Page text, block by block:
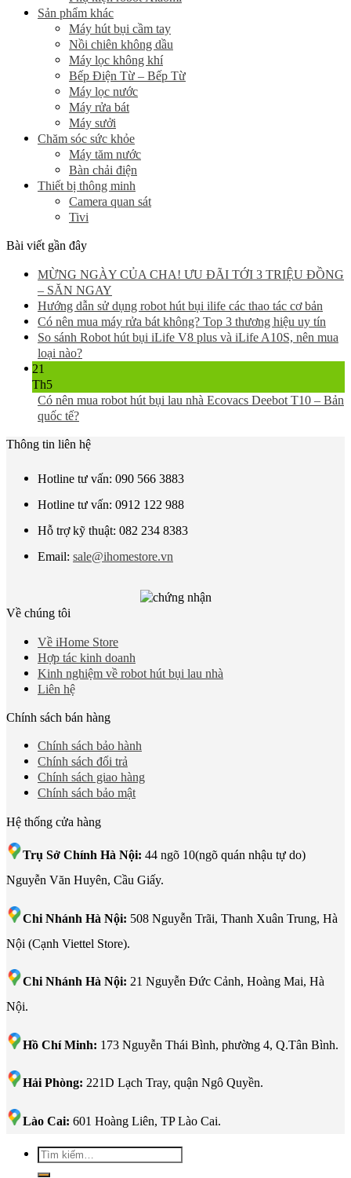
Sản phẩm khác
Máy hút bụi cầm tay
Nồi chiên không dầu
Máy lọc không khí
Bếp Điện Từ – Bếp Từ
Máy lọc nước
Máy rửa bát
Máy sưởi
Chăm sóc sức khỏe
Máy tăm nước
Bàn chải điện
Thiết bị thông minh
Camera quan sát
Tivi
Bài viết gần đây
MỪNG NGÀY CỦA CHA! ƯU ĐÃI TỚI 3 TRIỆU ĐỒNG
– SĂN NGAY
Hướng dẫn sử dụng robot hút bụi ilife các thao tác cơ bản
Có nên mua máy rửa bát không? Top 3 thương hiệu uy tín
So sánh Robot hút bụi iLife V8 plus và iLife A10S, nên mua
loại nào?
21
Th5
Có nên mua robot hút bụi lau nhà Ecovacs Deebot T10 – Bản
quốc tế?
Thông tin liên hệ
Hotline tư vấn: 090 566 3883
Hotline tư vấn: 0912 122 988
Hỗ trợ kỹ thuật: 082 234 8383
Email: sale@ihomestore.vn
Về chúng tôi
Về iHome Store
Hợp tác kinh doanh
Kinh nghiệm về robot hút bụi lau nhà
Liên hệ
Chính sách bán hàng
Chính sách bảo hành
Chính sách đổi trả
Chính sách giao hàng
Chính sách bảo mật
Hệ thống cửa hàng
Trụ Sở Chính Hà Nội: 44 ngõ 10(ngõ quán nhậu tự do)
Nguyễn Văn Huyên, Cầu Giấy.
Chi Nhánh Hà Nội: 508 Nguyễn Trãi, Thanh Xuân Trung, Hà
Nội (Cạnh Viettel Store).
Chi Nhánh Hà Nội: 21 Nguyễn Đức Cảnh, Hoàng Mai, Hà
Nội.
Hồ Chí Minh: 173 Nguyễn Thái Bình, phường 4, Q.Tân Bình.
Hải Phòng: 221D Lạch Tray, quận Ngô Quyền.
Lào Cai: 601 Hoàng Liên, TP Lào Cai.
Tìm
kiếm: